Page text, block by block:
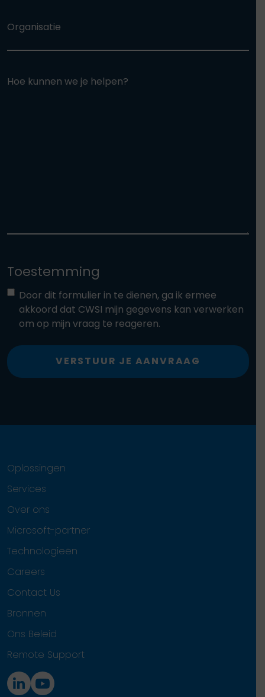
Organisatie
Hoe kunnen we je helpen?
Toestemming
Door dit formulier in te dienen, ga ik ermee
akkoord dat CWSI mijn gegevens kan verwerken
om op mijn vraag te reageren.
VERSTUUR JE AANVRAAG
Oplossingen
Services
Over ons
Microsoft-partner
Technologieën
Careers
Contact Us
Bronnen
Ons Beleid
Remote Support